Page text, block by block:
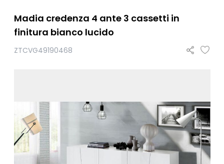
Madia credenza 4 ante 3 cassetti in
finitura bianco lucido
ZTCVG49190468